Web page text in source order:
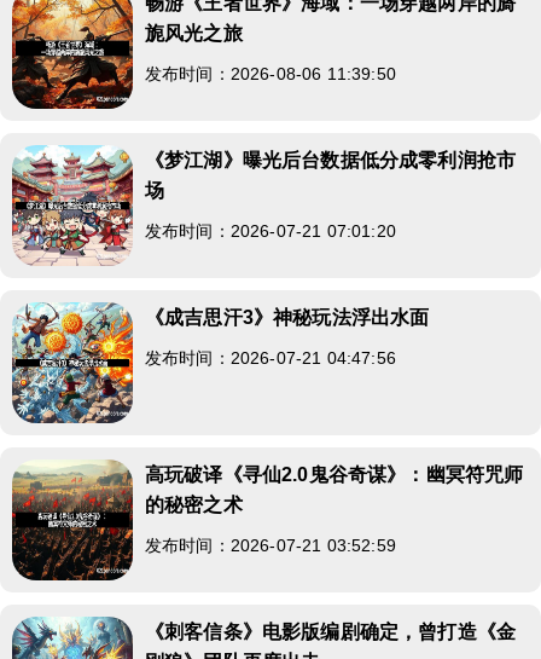
旎风光之旅
发布时间：2026-08-06 11:39:50
《梦江湖》曝光后台数据低分成零利润抢市
场
发布时间：2026-07-21 07:01:20
《成吉思汗3》神秘玩法浮出水面
发布时间：2026-07-21 04:47:56
高玩破译《寻仙2.0鬼谷奇谋》：幽冥符咒师
的秘密之术
发布时间：2026-07-21 03:52:59
《刺客信条》电影版编剧确定，曾打造《金